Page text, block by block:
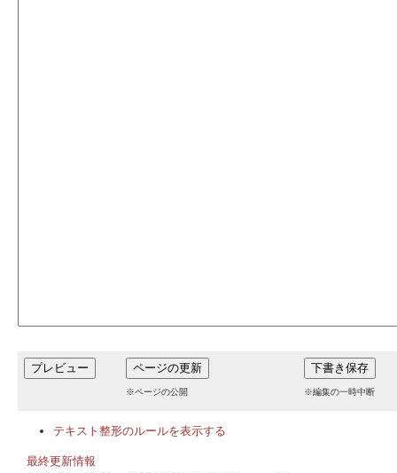
※ページの公開 ※編集の一時中断
テキスト整形のルールを表示する
最終更新情報